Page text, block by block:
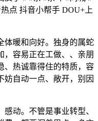
点 抖音小帮手 DOU+上
暖和向好。独身的属蛇
，容易正在工做、、亲朋
、热诚靠得住的特质，容
妨自动一点、敞开，别因
动。不管是事业转型、